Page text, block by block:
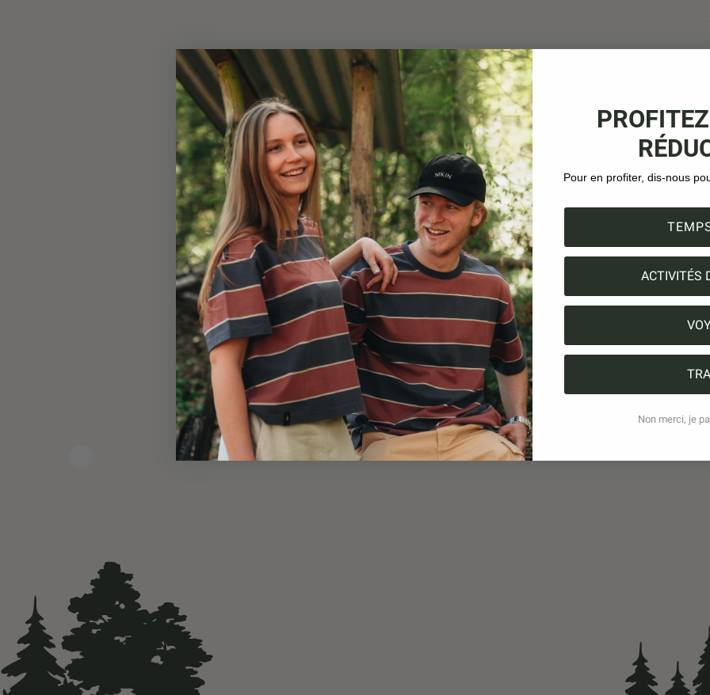
Pour en profiter, dis-nous
ACTIVITÉS
Non merci, je